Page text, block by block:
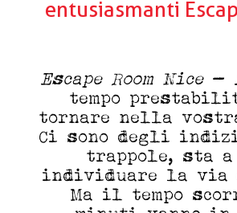
entusiasmanti
Escape Room Nice-
tempo
tornare nella
Ci sono degli
trappole, sta
individuare la via
Ma il tempo